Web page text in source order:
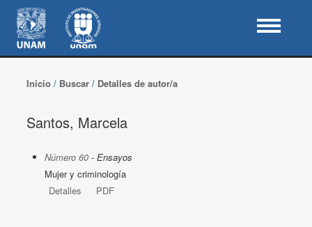
Inicio/ Buscar/ Detalles de autor/a
Santos, Marcela
Número 60- Ensayos
Mujer y criminología
Detalles
PDF